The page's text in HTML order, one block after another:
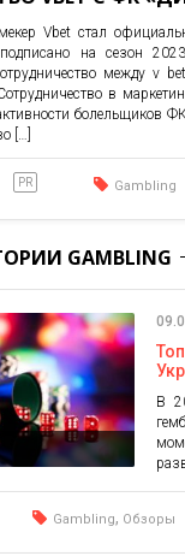
Vbet стал
подписано на сезон
между v
в
болельщиков
[…]
PR Gambling
GAMBLING
В
Gambling, Обзоры